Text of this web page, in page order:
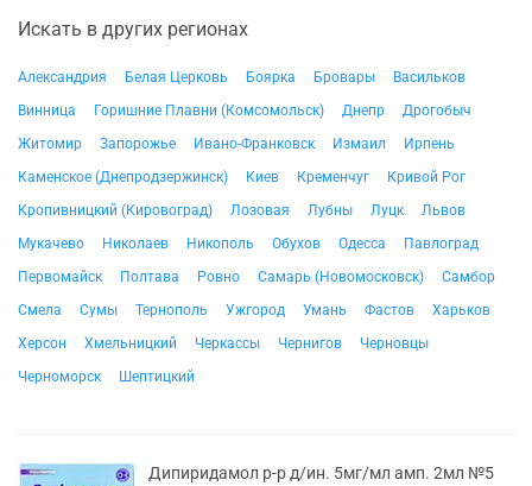
Искать в других регионах
Александрия Белая Церковь Боярка Бровары
Васильков
Винница
Горишние Плавни (Комсомольск) Днепр
Дрогобыч
Житомир
Запорожье Ивано-Франковск Измаил
Ирпень
Каменское (Днепродзержинск)
Киев Кременчуг
Кривой Рог
Кропивницкий (Кировоград)
Лозовая Лубны Луцк
Львов
Мукачево
Николаев Никополь Обухов Одесса
Павлоград
Первомайск
Полтава Ровно Самарь (Новомосковск)
Самбор
Смела
Сумы Тернополь Ужгород Умань Фастов
Харьков
Херсон
Хмельницкий Черкассы Чернигов
Черновцы
Черноморск
Шептицкий
Дипиридамол р-р д/ин. 5мг/мл амп. 2мл №5